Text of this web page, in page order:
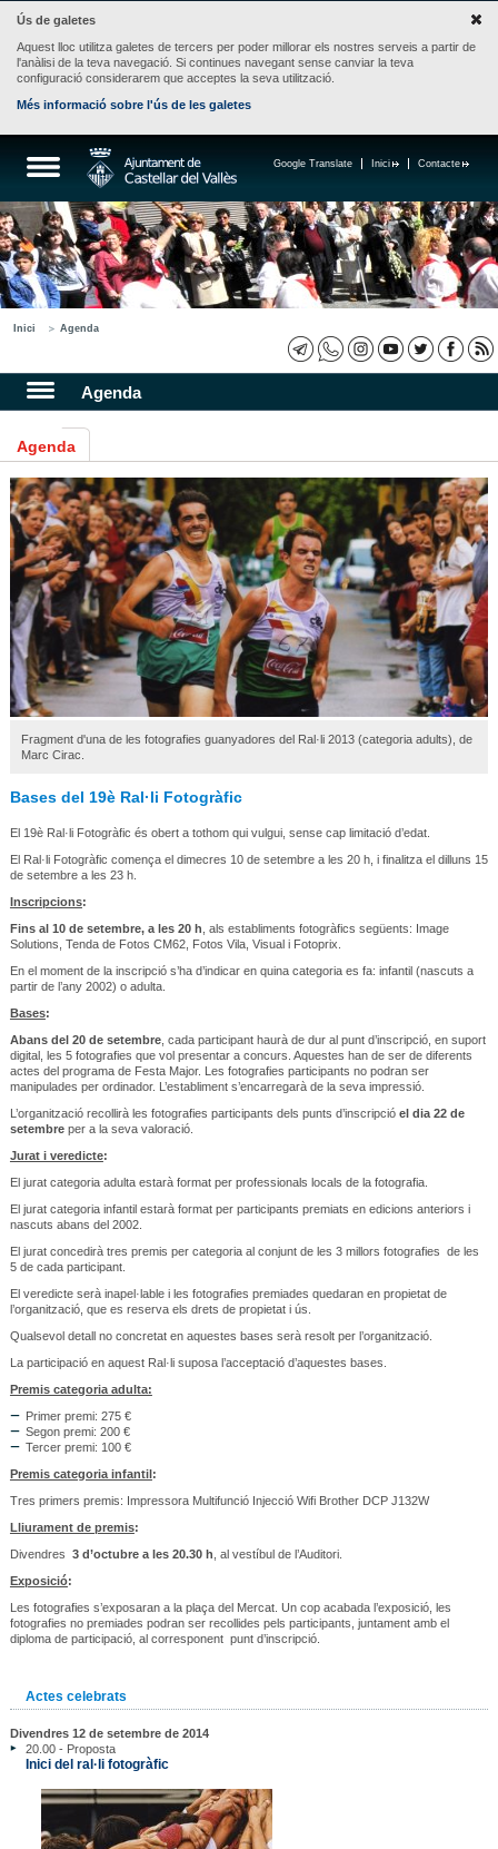
Ús de galetes
Aquest lloc utilitza galetes de tercers per poder millorar els nostres serveis a partir de
l'anàlisi de la teva navegació. Si continues navegant sense canviar la teva
configuració considerarem que acceptes la seva utilització.
Més informació sobre l'ús de les galetes
Contacte
Inici
Google Translate
Inici Agenda
Agenda
Agenda
Fragment d'una de les fotografies guanyadores del Ral·li 2013 (categoria adults), de
Marc Cirac.
Bases del 19è Ral·li Fotogràfic
El 19è Ral·li Fotogràfic és obert a tothom qui vulgui, sense cap limitació d’edat.
El Ral·li Fotogràfic comença el dimecres 10 de setembre a les 20 h, i finalitza el dilluns 15
de setembre a les 23 h.
Inscripcions:
Fins al 10 de setembre, a les 20 h , als establiments fotogràfics següents: Image
Solutions, Tenda de Fotos CM62, Fotos Vila, Visual i Fotoprix.
En el moment de la inscripció s’ha d’indicar en quina categoria es fa: infantil (nascuts a
partir de l’any 2002) o adulta.
Bases:
Abans del 20 de setembre, cada participant haurà de dur al punt d’inscripció, en suport
digital, les 5 fotografies que vol presentar a concurs. Aquestes han de ser de diferents
actes del programa de Festa Major. Les fotografies participants no podran ser
manipulades per ordinador. L’establiment s’encarregarà de la seva impressió.
L’organització recollirà les fotografies participants dels punts d’inscripció el dia 22 de
setembreper a la seva valoració.
Jurat i veredicte:
El jurat categoria adulta estarà format per professionals locals de la fotografia.
El jurat categoria infantil estarà format per participants premiats en edicions anteriors i
nascuts abans del 2002.
El jurat concedirà tres premis per categoria al conjunt de les 3 millors fotografies de les
5 de cada participant.
El veredicte serà inapel·lable i les fotografies premiades quedaran en propietat de
l’organització, que es reserva els drets de propietat i ús.
Qualsevol detall no concretat en aquestes bases serà resolt per l’organització.
La participació en aquest Ral·li suposa l’acceptació d’aquestes bases.
Premis categoria adulta:
Primer premi: 275 €
Segon premi: 200 €
Tercer premi: 100 €
Premis categoria infantil:
Tres primers premis: Impressora Multifunció Injecció Wifi Brother DCP J132W
Lliurament de premis:
Divendres 3 d’octubre a les 20.30 h , al vestíbul de l’Auditori.
Exposició:
Les fotografies s’exposaran a la plaça del Mercat. Un cop acabada l’exposició, les
fotografies no premiades podran ser recollides pels participants, juntament amb el
diploma de participació, al corresponent punt d’inscripció.
Actes celebrats
Divendres 12 de setembre de 2014
20.00 - Proposta
Inici del ral·li fotogràfic